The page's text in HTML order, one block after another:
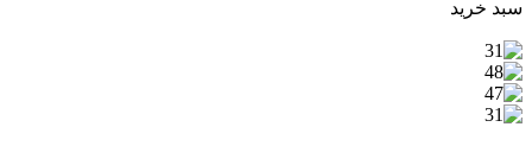
سبد خرید